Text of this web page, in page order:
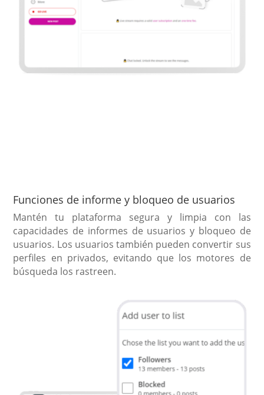
Funciones de informe y bloqueo de usuarios
Mantén tu plataforma segura y limpia con las
capacidades de informes de usuarios y bloqueo de
usuarios. Los usuarios también pueden convertir sus
perfiles en privados, evitando que los motores de
búsqueda los rastreen.